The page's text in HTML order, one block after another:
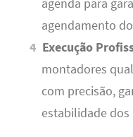
agenda para
agendamento
Execução
montadores
com precisão,
estabilidade dos